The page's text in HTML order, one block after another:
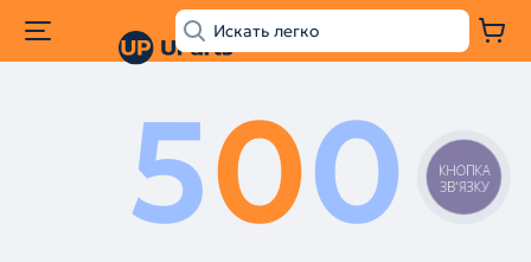
500
КНОПКА
ЗВ'ЯЗКУ